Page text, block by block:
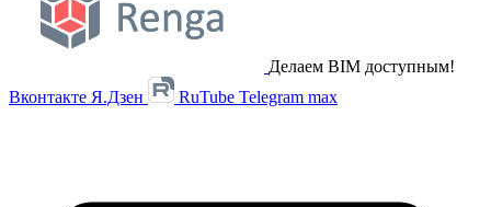
Делаем BIM доступным!
Вконтакте Я.Дзен RuTube Telegram max